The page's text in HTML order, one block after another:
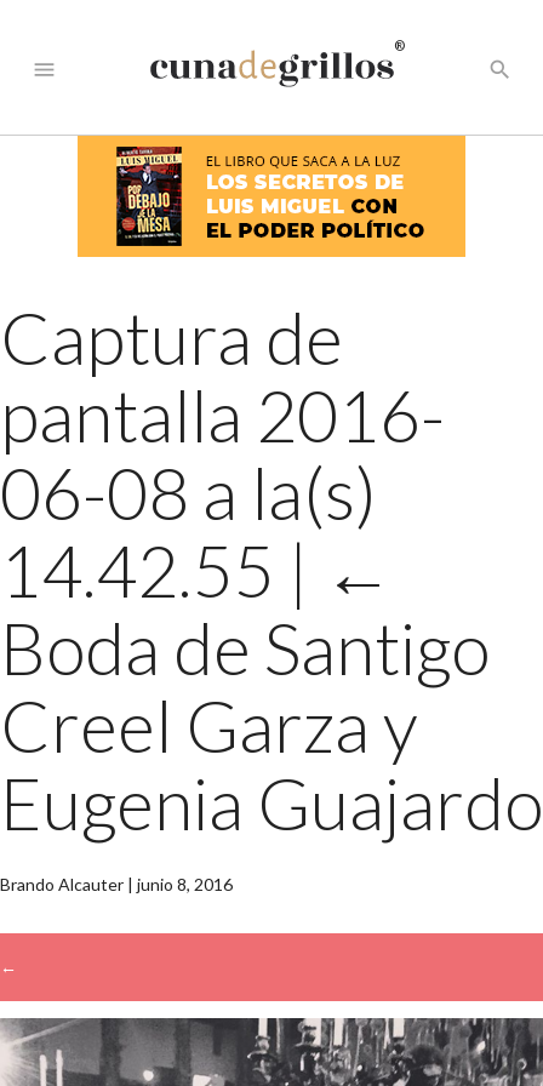
menu
®
search
Captura de
pantalla 2016-
06-08 a la(s)
14.42.55 | ←
Boda de Santigo
Creel Garza y
Eugenia Guajardo
Brando Alcauter | junio 8, 2016
←
→